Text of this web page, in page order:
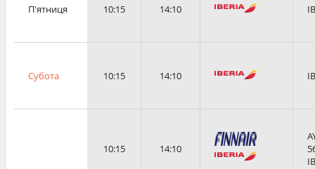
П'ятниця 10:15 14:10
Субота 10:15 14:10
10:15 14:10